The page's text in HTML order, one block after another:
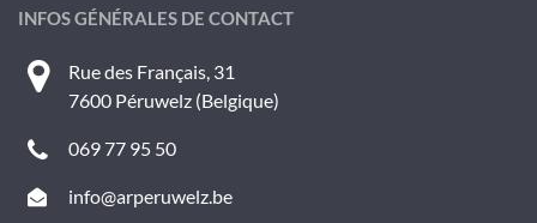
INFOS GÉNÉRALES DE CONTACT
Rue des Français, 31
7600 Péruwelz (Belgique)
069 77 95 50
info@arperuwelz.be